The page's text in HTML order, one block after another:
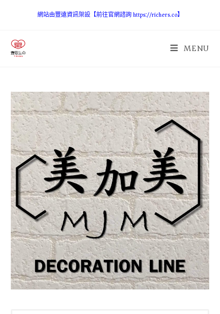
網站由豐遠資訊架設【前往官網諮詢 https://richers.co】
MENU